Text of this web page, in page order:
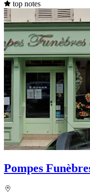
top notes
Pompes